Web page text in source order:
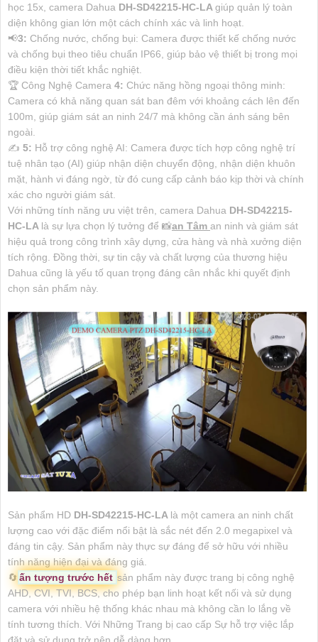
học 15x, camera Dahua DH-SD42215-HC-LA giúp quản lý toàn
diện không gian lớn một cách chính xác và linh hoạt.
📢3: Chống nước, chống bụi: Camera được thiết kế chống nước
và chống bụi theo tiêu chuẩn IP66, giúp bảo vệ thiết bị trong mọi
điều kiện thời tiết khắc nghiệt.
🏆 Công Nghệ Camera 4: Chức năng hồng ngoại thông minh:
Camera có khả năng quan sát ban đêm với khoảng cách lên đến
100m, giúp giám sát an ninh 24/7 mà không cần ánh sáng bên
ngoài.
✍️ 5: Hỗ trợ công nghệ AI: Camera được tích hợp công nghệ trí
tuệ nhân tạo (AI) giúp nhận diện chuyển động, nhận diện khuôn
mặt, hành vi đáng ngờ, từ đó cung cấp cảnh báo kịp thời và chính
xác cho người giám sát.
Với những tính năng ưu việt trên, camera Dahua DH-SD42215-
HC-LA là sự lựa chọn lý tưởng để 📸an Tâm an ninh và giám sát
hiệu quả trong công trình xây dựng, cửa hàng và nhà xưởng diện
tích rộng. Đồng thời, sự tin cậy và chất lượng của thương hiệu
Dahua cũng là yếu tố quan trọng đáng cân nhắc khi quyết định
chọn sản phẩm này.
Sản phẩm HD DH-SD42215-HC-LA là một camera an ninh chất
lượng cao với đặc điểm nổi bật là sắc nét đến 2.0 megapixel và
đáng tin cậy. Sản phẩm này thực sự đáng để sở hữu với nhiều
tính năng hiện đại và đáng giá.
🔄 ấn tượng trước hết sản phẩm này được trang bị công nghệ
AHD, CVI, TVI, BCS, cho phép bạn linh hoạt kết nối và sử dụng
camera với nhiều hệ thống khác nhau mà không cần lo lắng về
tính tương thích. Với Những Trang bị cao cấp Sự hỗ trợ việc lắp
đặt và sử dụng trở nên dễ dàng hơn.